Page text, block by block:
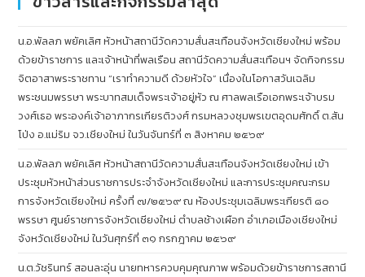
น.อ.พัลลภ พยัคเลิศ หัวหน้าสถานีวัดความสั่นสะเทือนจังหวัดเชียงใหม่ พร้อม
ด้วยข้าราชการ และเจ้าหน้าที่พลเรือน สถานีวัดความสั่นสะเทือนฯ จัดกิจกรรม
จิตอาสาพระราชทาน “เราทำความดี ด้วยหัวใจ” เนื่องในโอกาสวันเฉลิม
พระชนมพรรษา พระบาทสมเด็จพระเจ้าอยู่หัว ณ ศาลพลเรือเอกพระเจ้าบรม
วงศ์เธอ พระองค์เจ้าอาภากรเกียรติวงศ์ กรมหลวงชุมพรเขตอุดมศักดิ์ ต.สัน
โป่ง อ.แม่ริม จว.เชียงใหม่ ในวันจันทร์ที่ ๓ สิงหาคม ๒๕๖๙
น.อ.พัลลภ พยัคเลิศ หัวหน้าสถานีวัดความสั่นสะเทือนจังหวัดเชียงใหม่ เข้า
ประชุมหัวหน้าส่วนราชการประจำจังหวัดเชียงใหม่ และการประชุมคณะกรม
การจังหวัดเชียงใหม่ ครั้งที่ ๗/๒๕๖๙ ณ ห้องประชุมเฉลิมพระเกียรติ ๘๐
พรรษา ศูนย์ราชการจังหวัดเชียงใหม่ ตำบลช้างเผือก อำเภอเมืองเชียงใหม่
จังหวัดเชียงใหม่ ในวันศุกร์ที่ ๓๑ กรกฎาคม ๒๕๖๙
น.ต.วัชรินทร์ สอนละอุ่น นายทหารควบคุมคุณภาพ พร้อมด้วยข้าราชการสถานี